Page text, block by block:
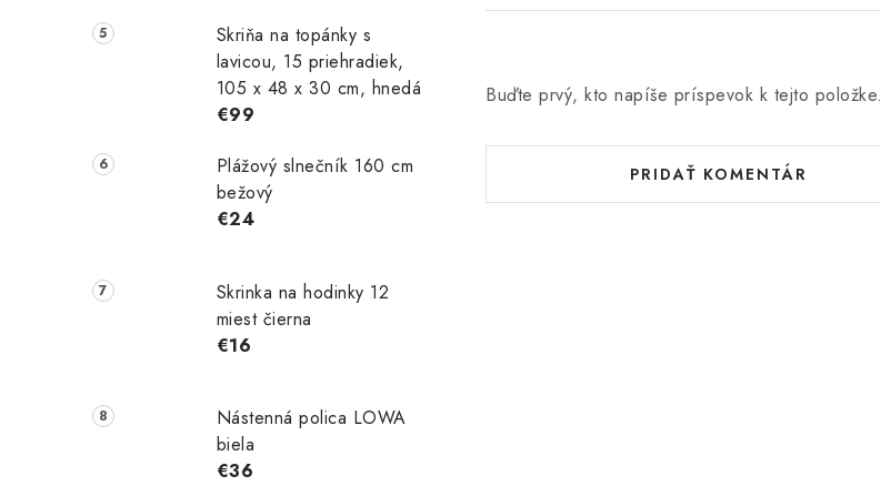
Skriňa na topánky s
lavicou, 15 priehradiek,
105 x 48 x 30 cm, hnedá
€99
Plážový slnečník 160 cm
bežový
€24
Skrinka na hodinky 12
miest čierna
€16
Nástenná polica LOWA
biela
€36
Buďte prvý, kto napíše príspevok k tejto položke.
PRIDAŤ KOMENTÁR